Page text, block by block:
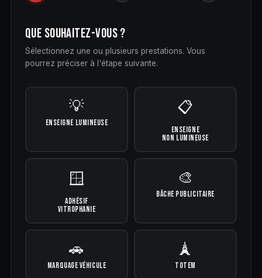
QUE SOUHAITEZ-VOUS ?
Sélectionnez une ou plusieurs prestations. Vous
pourrez préciser à l'étape suivante.
💡
ENSEIGNE LUMINEUSE
📋
ENSEIGNE
NON LUMINEUSE
🪟
ADHÉSIF
VITROPHANIE
🎨
BÂCHE PUBLICITAIRE
🚗
MARQUAGE VÉHICULE
🗼
TOTEM